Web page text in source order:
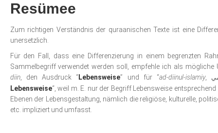
Resümee
Zum richtigen Verständnis der quraanischen Texte ist eine
unersetzlich.
Für den Fall, dass eine Differenzierung in einem begrenzten
Sammelbegriff verwendet werden soll, empfehle ich als mögliche
diin, den Ausdruck “Lebensweise” und für “ad-diinul-islamiy,
Lebensweise“, weil m. E. nur der Begriff Lebensweise
Ebenen der Lebensgestaltung, nämlich die religiöse, kulturelle,
etc. impliziert und umfasst.